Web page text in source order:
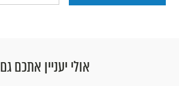
אולי יעניין אתכם גם